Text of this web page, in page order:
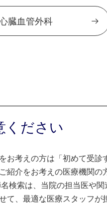
臓血管外科
ください
お考えの方は「初めて受診
紹介をお考えの医療機関
検索は、当院の担当医や
て、最適な医療スタッフが